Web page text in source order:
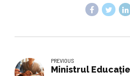
PREVIOUS
Ministrul